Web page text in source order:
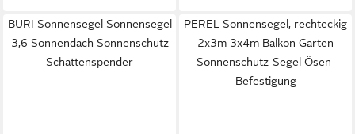
BURI Sonnensegel Sonnensegel
3,6 Sonnendach Sonnenschutz
Schattenspender
PEREL Sonnensegel, rechteckig
2x3m 3x4m Balkon Garten
Sonnenschutz-Segel Ösen-
Befestigung